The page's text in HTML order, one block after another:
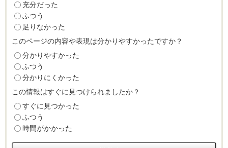
充分だった
ふつう
足りなかった
このページの内容や表現は分かりやすかったですか？
分かりやすかった
ふつう
分かりにくかった
この情報はすぐに見つけられましたか？
すぐに見つかった
ふつう
時間がかかった